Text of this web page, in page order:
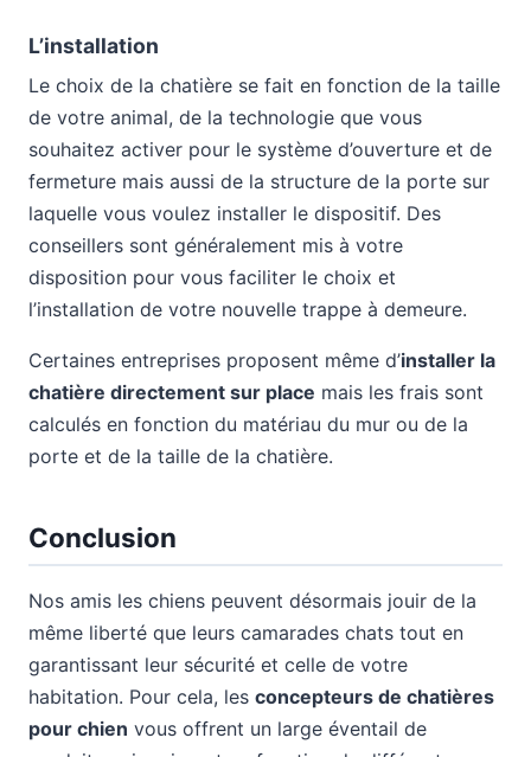
L’installation
Le choix de la chatière se fait en fonction de la taille
de votre animal, de la technologie que vous
souhaitez activer pour le système d’ouverture et de
fermeture mais aussi de la structure de la porte sur
laquelle vous voulez installer le dispositif. Des
conseillers sont généralement mis à votre
disposition pour vous faciliter le choix et
l’installation de votre nouvelle trappe à demeure.
Certaines entreprises proposent même d’installer la
chatière directement sur place mais les frais sont
calculés en fonction du matériau du mur ou de la
porte et de la taille de la chatière.
Conclusion
Nos amis les chiens peuvent désormais jouir de la
même liberté que leurs camarades chats tout en
garantissant leur sécurité et celle de votre
habitation. Pour cela, les concepteurs de chatières
pour chien vous offrent un large éventail de